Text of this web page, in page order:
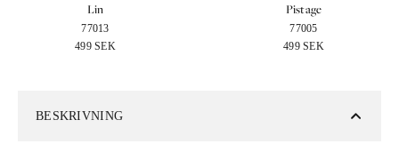
Lin
77013
499SEK
Pistage
77005
499SEK
BESKRIVNING